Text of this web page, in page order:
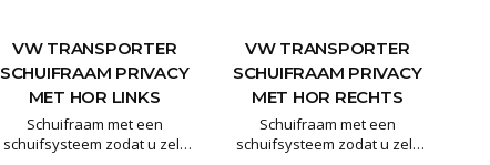
VW TRANSPORTER
SCHUIFRAAM PRIVACY
MET HOR LINKS
Schuifraam met een
schuifsysteem zodat u zelf
VW TRANSPORTER
SCHUIFRAAM PRIVACY
MET HOR RECHTS
Schuifraam met een
schuifsysteem zodat u zelf